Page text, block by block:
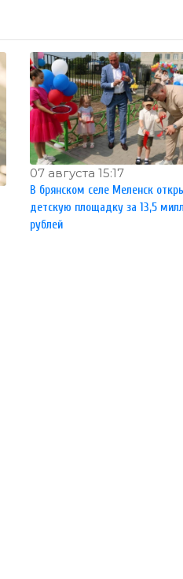
07 августа 15:17
В брянском селе Меленск
детскую площадку за 13,5
рублей